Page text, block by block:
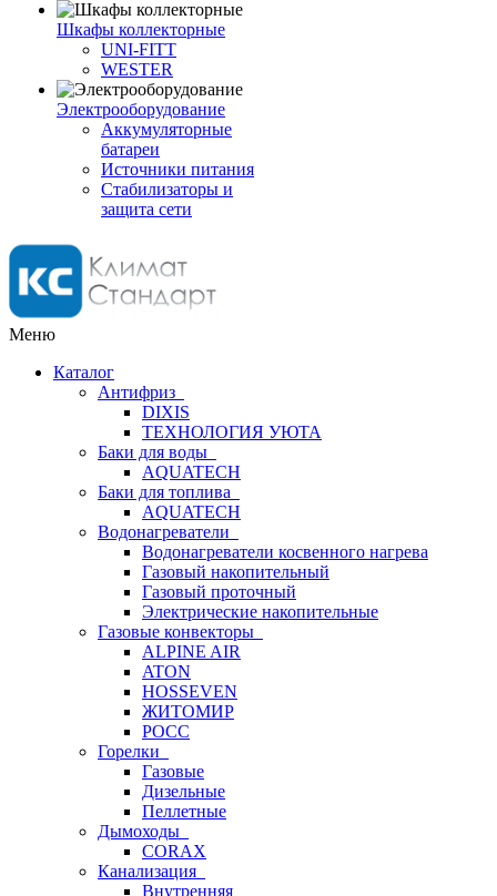
Шкафы коллекторные
UNI-FITT
WESTER
Электрооборудование
Аккумуляторные
батареи
Источники питания
Стабилизаторы и
защита сети
Меню
Каталог
Антифриз
DIXIS
ТЕХНОЛОГИЯ УЮТА
Баки для воды
AQUATECH
Баки для топлива
AQUATECH
Водонагреватели
Водонагреватели косвенного нагрева
Газовый накопительный
Газовый проточный
Электрические накопительные
Газовые конвекторы
ALPINE AIR
ATON
HOSSEVEN
ЖИТОМИР
РОСС
Горелки
Газовые
Дизельные
Пеллетные
Дымоходы
CORAX
Канализация
Внутренняя